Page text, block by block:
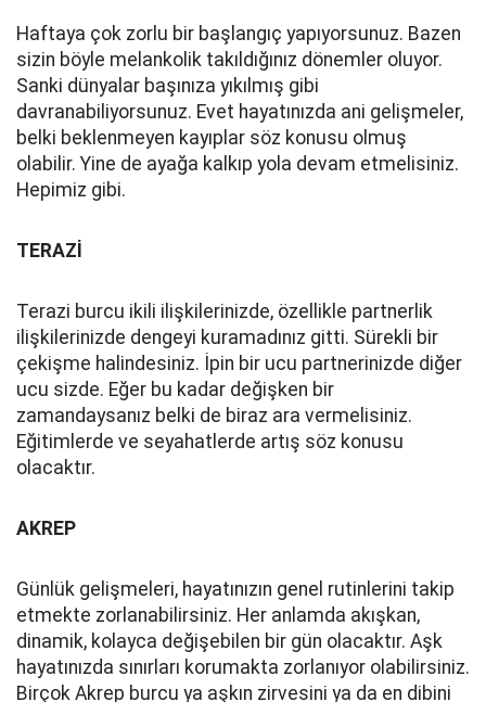
Haftaya çok zorlu bir başlangıç yapıyorsunuz. Bazen
sizin böyle melankolik takıldığınız dönemler oluyor.
Sanki dünyalar başınıza yıkılmış gibi
davranabiliyorsunuz. Evet hayatınızda ani gelişmeler,
belki beklenmeyen kayıplar söz konusu olmuş
olabilir. Yine de ayağa kalkıp yola devam etmelisiniz.
Hepimiz gibi.
TERAZİ
Terazi burcu ikili ilişkilerinizde, özellikle partnerlik
ilişkilerinizde dengeyi kuramadınız gitti. Sürekli bir
çekişme halindesiniz. İpin bir ucu partnerinizde diğer
ucu sizde. Eğer bu kadar değişken bir
zamandaysanız belki de biraz ara vermelisiniz.
Eğitimlerde ve seyahatlerde artış söz konusu
olacaktır.
AKREP
Günlük gelişmeleri, hayatınızın genel rutinlerini takip
etmekte zorlanabilirsiniz. Her anlamda akışkan,
dinamik, kolayca değişebilen bir gün olacaktır. Aşk
hayatınızda sınırları korumakta zorlanıyor olabilirsiniz.
Birçok Akrep burcu ya aşkın zirvesini ya da en dibini